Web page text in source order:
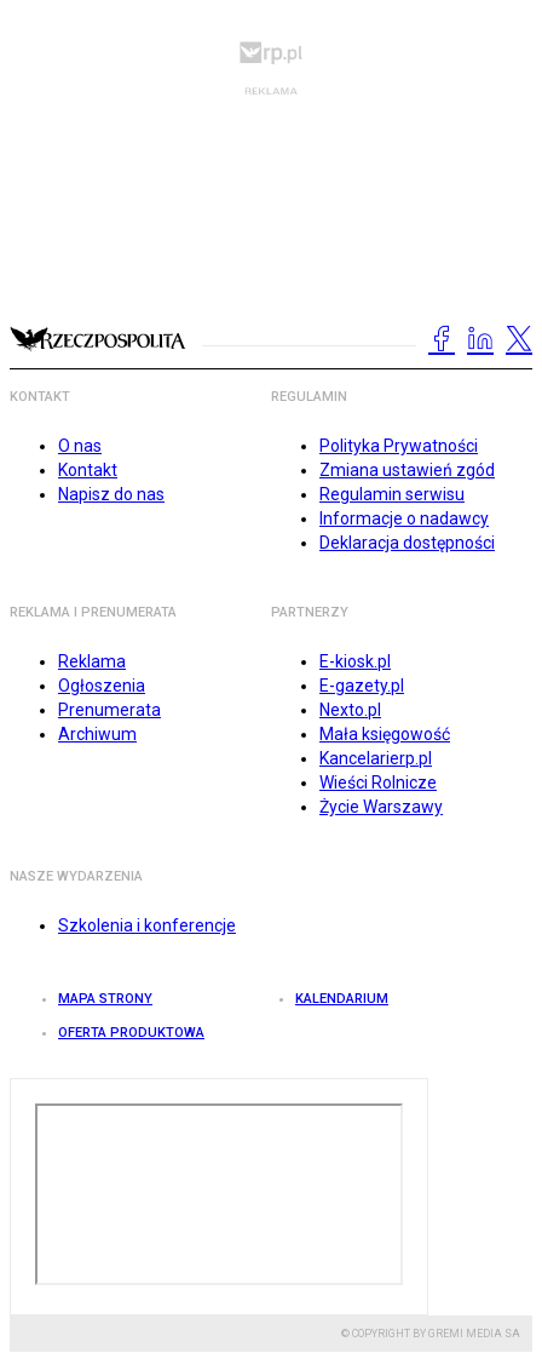
KONTAKT
O nas
Kontakt
Napisz do nas
REGULAMIN
Polityka Prywatności
Zmiana ustawień zgód
Regulamin serwisu
Informacje o nadawcy
Deklaracja dostępności
REKLAMA I PRENUMERATA
Reklama
Ogłoszenia
Prenumerata
Archiwum
PARTNERZY
E-kiosk.pl
E-gazety.pl
Nexto.pl
Mała księgowość
Kancelarierp.pl
Wieści Rolnicze
Życie Warszawy
NASZE WYDARZENIA
Szkolenia i konferencje
MAPA STRONY KALENDARIUM
OFERTA PRODUKTOWA
© COPYRIGHT BY GREMI MEDIA SA